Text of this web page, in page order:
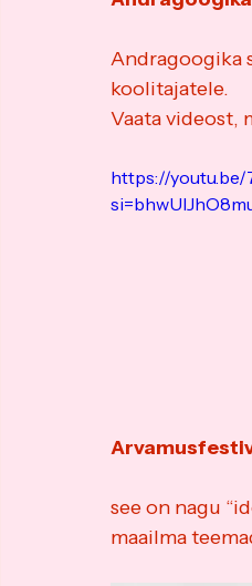
Andragoogika
koolitajatele.
Vaata videost,
https://
see on nagu
maailma